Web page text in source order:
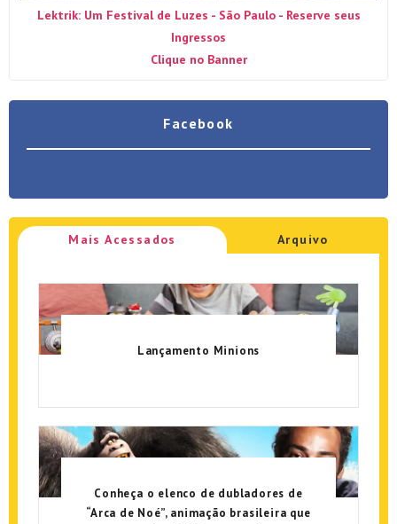
Lektrik: Um Festival de Luzes - São Paulo - Reserve seus
Ingressos
Clique no Banner
Facebook
Mais Acessados Arquivo
Lançamento Minions
Conheça o elenco de dubladores de
“Arca de Noé”, animação brasileira que